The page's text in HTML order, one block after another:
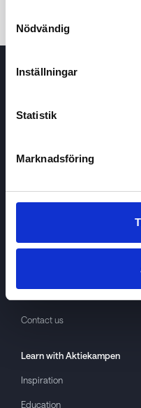
Nödvändig
Inställningar
Statistik
Marknadsföring
About cookies
Contact us
Learn with Aktiekampen
Inspiration
Education